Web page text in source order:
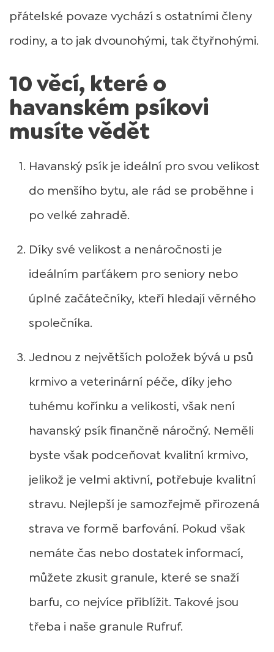
přátelské povaze vychází s ostatními členy
rodiny, a to jak dvounohými, tak čtyřnohými.
10 věcí, které o
havanském psíkovi
musíte vědět
Havanský psík je ideální pro svou velikost
do menšího bytu, ale rád se proběhne i
po velké zahradě.
Díky své velikost a nenáročnosti je
ideálním parťákem pro seniory nebo
úplné začátečníky, kteří hledají věrného
společníka.
Jednou z největších položek bývá u psů
krmivo a veterinární péče, díky jeho
tuhému kořínku a velikosti, však není
havanský psík finančně náročný. Neměli
byste však podceňovat kvalitní krmivo,
jelikož je velmi aktivní, potřebuje kvalitní
stravu. Nejlepší je samozřejmě přirozená
strava ve formě barfování. Pokud však
nemáte čas nebo dostatek informací,
můžete zkusit granule, které se snaží
barfu, co nejvíce přiblížit. Takové jsou
třeba i naše granule Rufruf.